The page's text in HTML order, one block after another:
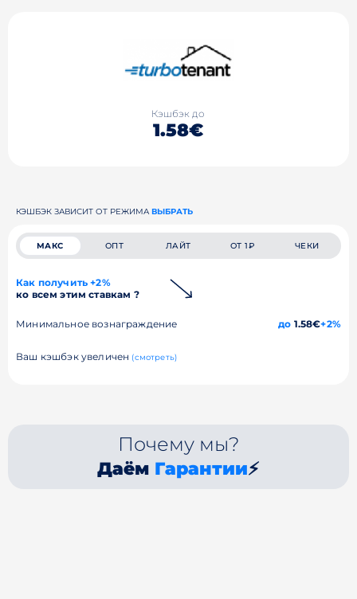
Кэшбэк до
1.58€
КЭШБЭК ЗАВИСИТ ОТ РЕЖИМА ВЫБРАТЬ
МАКС ОПТ ЛАЙТ ОТ 1₽ ЧЕКИ
Как получить +2%
ко всем этим ставкам ?
Минимальное вознаграждение до 1.58€+2%
Ваш кэшбэк увеличен (смотреть)
Почему мы?
Даём Гарантии⚡